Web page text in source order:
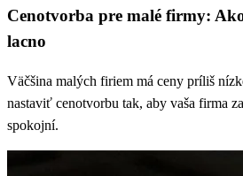
Cenotvorba pre malé firmy:
lacno
Väčšina malých firiem má ceny príliš
nastaviť cenotvorbu tak, aby vaša firma
spokojní.